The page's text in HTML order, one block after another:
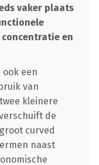
vaker plaats
concentratie en
ook een
van
kleinere
de
curved
naast